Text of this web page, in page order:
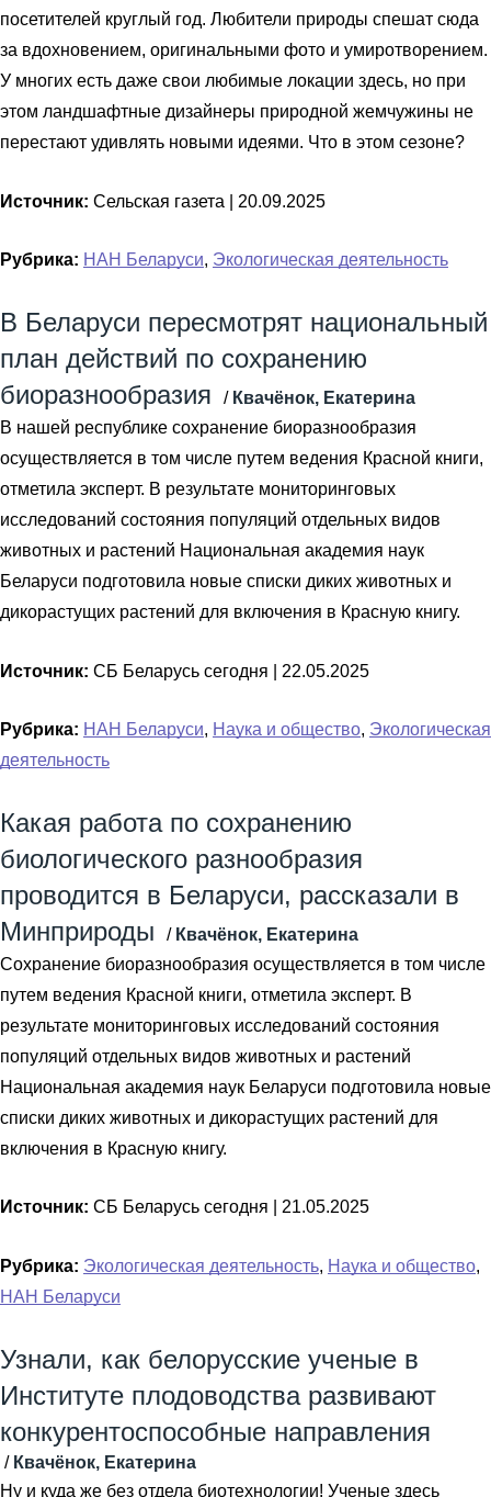
посетителей круглый год. Любители природы спешат сюда
за вдохновением, оригинальными фото и умиротворением.
У многих есть даже свои любимые локации здесь, но при
этом ландшафтные дизайнеры природной жемчужины не
перестают удивлять новыми идеями. Что в этом сезоне?
Источник: Сельская газета | 20.09.2025
Рубрика: НАН Беларуси, Экологическая деятельность
В Беларуси пересмотрят национальный
план действий по сохранению
биоразнообразия
/ Квачёнок, Екатерина
В нашей республике сохранение биоразнообразия
осуществляется в том числе путем ведения Красной книги,
отметила эксперт. В результате мониторинговых
исследований состояния популяций отдельных видов
животных и растений Национальная академия наук
Беларуси подготовила новые списки диких животных и
дикорастущих растений для включения в Красную книгу.
Источник: СБ Беларусь сегодня | 22.05.2025
Рубрика: НАН Беларуси, Наука и общество, Экологическая
деятельность
Какая работа по сохранению
биологического разнообразия
проводится в Беларуси, рассказали в
Минприроды
/ Квачёнок, Екатерина
Сохранение биоразнообразия осуществляется в том числе
путем ведения Красной книги, отметила эксперт. В
результате мониторинговых исследований состояния
популяций отдельных видов животных и растений
Национальная академия наук Беларуси подготовила новые
списки диких животных и дикорастущих растений для
включения в Красную книгу.
Источник: СБ Беларусь сегодня | 21.05.2025
Рубрика: Экологическая деятельность, Наука и общество,
НАН Беларуси
Узнали, как белорусские ученые в
Институте плодоводства развивают
конкурентоспособные направления
/ Квачёнок, Екатерина
Ну и куда же без отдела биотехнологии! Ученые здесь